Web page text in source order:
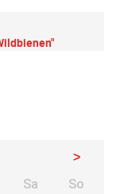
>
eitagSa mstag
So